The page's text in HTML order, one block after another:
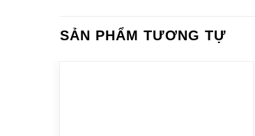
SẢN PHẨM TƯƠNG TỰ